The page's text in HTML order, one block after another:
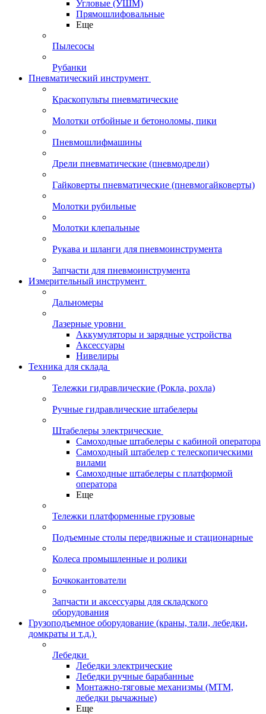
Угловые (УШМ)
Прямошлифовальные
Еще
Пылесосы
Рубанки
Пневматический инструмент
Краскопульты пневматические
Молотки отбойные и бетоноломы, пики
Пневмошлифмашины
Дрели пневматические (пневмодрели)
Гайковерты пневматические (пневмогайковерты)
Молотки рубильные
Молотки клепальные
Рукава и шланги для пневмоинструмента
Запчасти для пневмоинструмента
Измерительный инструмент
Дальномеры
Лазерные уровни
Аккумуляторы и зарядные устройства
Аксессуары
Нивелиры
Техника для склада
Тележки гидравлические (Рокла, рохла)
Ручные гидравлические штабелеры
Штабелеры электрические
Самоходные штабелеры с кабиной оператора
Самоходный штабелер с телескопическими
вилами
Самоходные штабелеры с платформой
оператора
Еще
Тележки платформенные грузовые
Подъемные столы передвижные и стационарные
Колеса промышленные и ролики
Бочкокантователи
Запчасти и аксессуары для складского
оборудования
Грузоподъемное оборудование (краны, тали, лебедки,
домкраты и т.д.)
Лебедки
Лебедки электрические
Лебедки ручные барабанные
Монтажно-тяговые механизмы (МТМ,
лебедки рычажные)
Еще